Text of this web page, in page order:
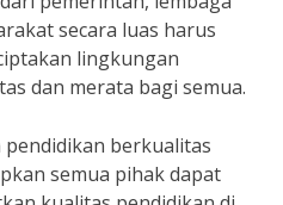
secara luas harus
lingkungan
dan merata bagi semua.
berkualitas
semua pihak dapat